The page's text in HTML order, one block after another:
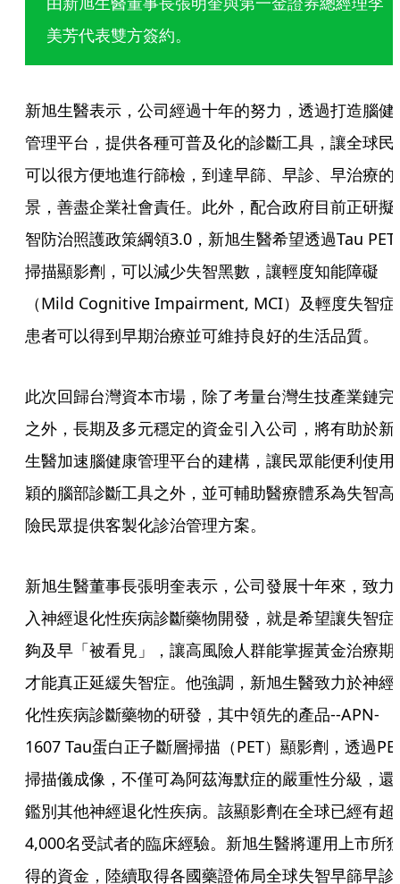
美芳代表雙方簽約。
新旭生醫表示，公司經過十年的努力，透過打造腦健
管理平台，提供各種可普及化的診斷工具，讓全球民
可以很方便地進行篩檢，到達早篩、早診、早治療的
景，善盡企業社會責任。此外，配合政府目前正研擬
智防治照護政策綱領3.0，新旭生醫希望透過Tau PET
掃描顯影劑，可以減少失智黑數，讓輕度知能障礙
（Mild Cognitive Impairment, MCI）及輕度失智症
患者可以得到早期治療並可維持良好的生活品質。
此次回歸台灣資本市場，除了考量台灣生技產業鏈完
之外，長期及多元穩定的資金引入公司，將有助於新
生醫加速腦健康管理平台的建構，讓民眾能便利使用
穎的腦部診斷工具之外，並可輔助醫療體系為失智高
險民眾提供客製化診治管理方案。
新旭生醫董事長張明奎表示，公司發展十年來，致力
入神經退化性疾病診斷藥物開發，就是希望讓失智症
夠及早「被看見」，讓高風險人群能掌握黃金治療期
才能真正延緩失智症。他強調，新旭生醫致力於神經
化性疾病診斷藥物的研發，其中領先的產品--APN-
1607 Tau蛋白正子斷層掃描（PET）顯影劑，透過
掃描儀成像，不僅可為阿茲海默症的嚴重性分級，還
鑑別其他神經退化性疾病。該顯影劑在全球已經有超
4,000名受試者的臨床經驗。新旭生醫將運用上市所
得的資金，陸續取得各國藥證佈局全球失智早篩早診